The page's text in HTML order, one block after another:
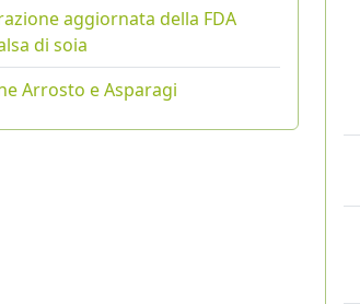
aggiornata della FDA
di soia
Arrosto e Asparagi